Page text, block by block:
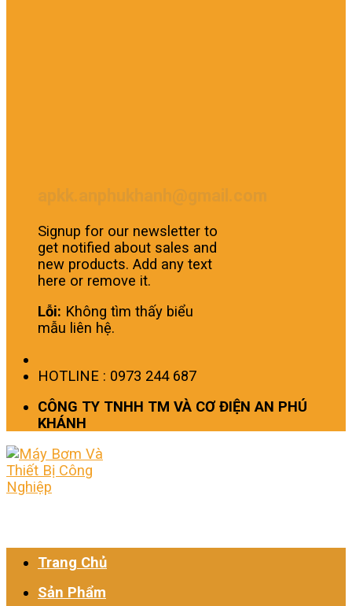
Signup for our newsletter to
get notified about sales and
new products. Add any text
here or remove it.
Lỗi: Không tìm thấy biểu
mẫu liên hệ.
HOTLINE : 0973 244 687
CÔNG TY TNHH TM VÀ CƠ ĐIỆN AN PHÚ
KHÁNH
Trang Chủ
Sản Phẩm